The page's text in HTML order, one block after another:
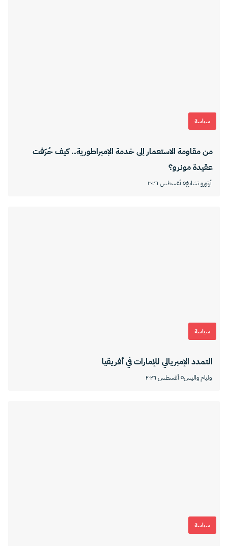
سياسة
من مقاومة الاستعمار إلى خدمة الإمبراطورية.. كيف حُرّفت
عقيدة مونرو؟
أرتورو تشانغ٥ أغسطس ٢٠٢٦
سياسة
التمدد الإمبريالي للإمارات في أفريقيا
وليام واليس٥ أغسطس ٢٠٢٦
سياسة